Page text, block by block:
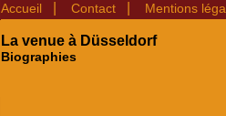
Accueil Contact Mentions
La venue à Düsseldorf
Biographies